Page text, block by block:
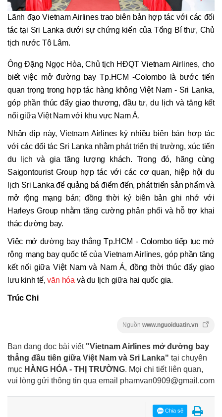
Lãnh đạo Vietnam Airlines trao biên bản hợp tác với các đối
tác tại Sri Lanka dưới sự chứng kiến của Tổng Bí thư, Chủ
tịch nước Tô Lâm.
Ông Đặng Ngọc Hòa, Chủ tịch HĐQT Vietnam Airlines, cho
biết việc mở đường bay Tp.HCM -Colombo là bước tiến
quan trọng trong hợp tác hàng không Việt Nam - Sri Lanka,
góp phần thúc đẩy giao thương, đầu tư, du lịch và tăng kết
nối giữa Việt Nam với khu vực Nam Á.
Nhân dịp này, Vietnam Airlines ký nhiều biên bản hợp tác
với các đối tác Sri Lanka nhằm phát triển thị trường, xúc tiến
du lịch và gia tăng lượng khách. Trong đó, hãng cùng
Saigontourist Group hợp tác với các cơ quan, hiệp hội du
lịch Sri Lanka để quảng bá điểm đến, phát triển sản phẩm và
mở rộng mạng bán; đồng thời ký biên bản ghi nhớ với
Harleys Group nhằm tăng cường phân phối và hỗ trợ khai
thác đường bay.
Việc mở đường bay thẳng Tp.HCM - Colombo tiếp tục mở
rộng mạng bay quốc tế của Vietnam Airlines, góp phần tăng
kết nối giữa Việt Nam và Nam Á, đồng thời thúc đẩy giao
lưu kinh tế,văn hóa và du lịch giữa hai quốc gia.
Trúc Chi
Nguồn www.nguoiduatin.vn
Bạn đang đọc bài viết "Vietnam Airlines mở đường bay
thẳng đầu tiên giữa Việt Nam và Sri Lanka" tại chuyên
mục HÀNG HÓA - THỊ TRƯỜNG. Mọi chi tiết liên quan,
vui lòng gửi thông tin qua email phamvan0909@gmail.com
Chia sẻ